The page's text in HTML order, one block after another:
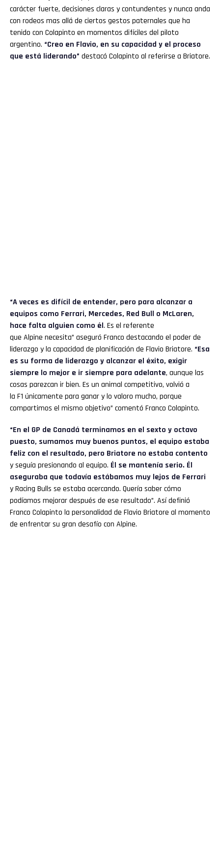
carácter fuerte, decisiones claras y contundentes y nunca anda
con rodeos mas allá de ciertos gestos paternales que ha
tenido con Colapinto en momentos difíciles del piloto
argentino. “Creo en Flavio, en su capacidad y el proceso
que está liderando” destacó Colapinto al referirse a Briatore.
“A veces es difícil de entender, pero para alcanzar a
equipos como Ferrari, Mercedes, Red Bull o McLaren,
hace falta alguien como él. Es el referente
que Alpine necesita” aseguró Franco destacando el poder de
liderazgo y la capacidad de planificación de Flavio Briatore. “Esa
es su forma de liderazgo y alcanzar el éxito, exigir
siempre lo mejor e ir siempre para adelante, aunque las
cosas parezcan ir bien. Es un animal competitivo, volvió a
la F1 únicamente para ganar y lo valoro mucho, porque
compartimos el mismo objetivo” comentó Franco Colapinto.
“En el GP de Canadá terminamos en el sexto y octavo
puesto, sumamos muy buenos puntos, el equipo estaba
feliz con el resultado, pero Briatore no estaba contento
y seguía presionando al equipo. Él se mantenía serio. Él
aseguraba que todavía estábamos muy lejos de Ferrari
y Racing Bulls se estaba acercando. Quería saber cómo
podíamos mejorar después de ese resultado”. Así definió
Franco Colapinto la personalidad de Flavio Briatore al momento
de enfrentar su gran desafío con Alpine.